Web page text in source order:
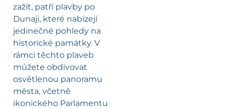
zažít, patří plavby po
Dunaji, které nabízejí
jedinečné pohledy na
historické památky. V
rámci těchto plaveb
můžete obdivovat
osvětlenou panoramu
města, včetně
ikonického Parlamentu